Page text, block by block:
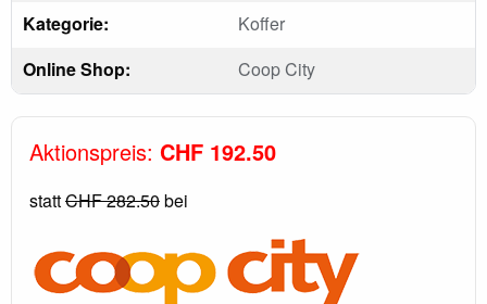
Kategorie:
Koffer
Online Shop:
Coop City
Aktionspreis: CHF 192.50
stattCHF 282.50bei